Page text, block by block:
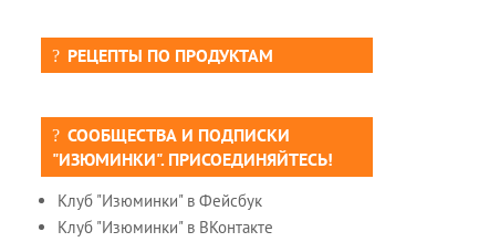
РЕЦЕПТЫ ПО ПРОДУКТАМ
СООБЩЕСТВА И ПОДПИСКИ
"ИЗЮМИНКИ". ПРИСОЕДИНЯЙТЕСЬ!
Клуб "Изюминки" в Фейсбук
Клуб "Изюминки" в ВКонтакте